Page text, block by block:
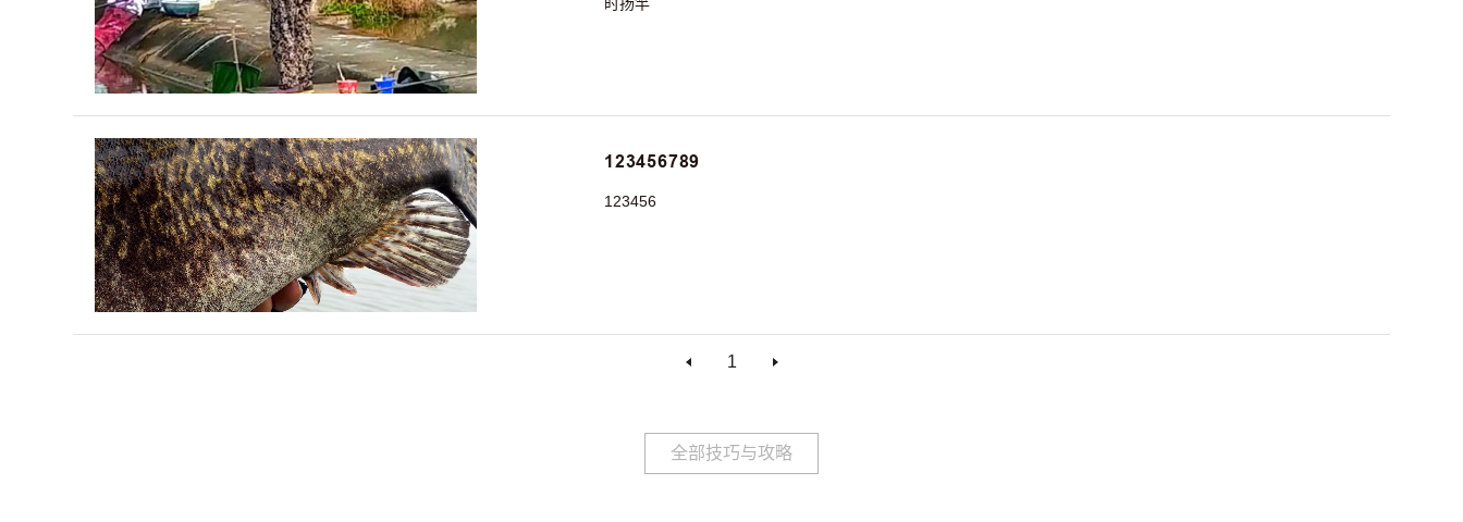
123456789
123456
1
全部技巧与攻略